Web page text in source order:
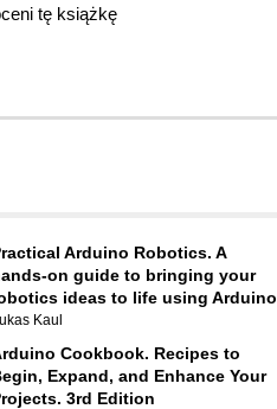
tę książkę
Arduino Robotics. A
on guide to bringing your
ideas to life using Arduino
Kaul
Cookbook. Recipes to
Expand, and Enhance Your
3rd Edition